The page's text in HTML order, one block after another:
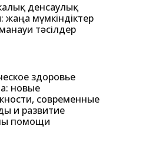
денсаулық
жаңа мүмкіндіктер
тәсілдер
здоровье
новые
современные
и развитие
помощи